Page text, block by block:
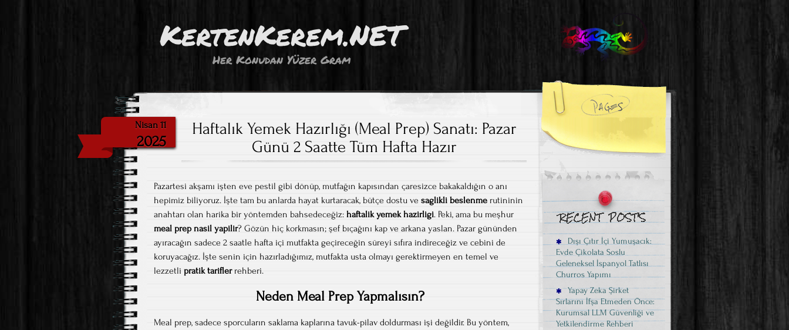
KertenKerem.NET
Her Konudan Yüzer Gram
Nisan 11
2025
Haftalık Yemek Hazırlığı (Meal Prep) Sanatı: Pazar
Günü 2 Saatte Tüm Hafta Hazır
Pazartesi akşamı işten eve pestil gibi dönüp, mutfağın kapısından çaresizce bakakaldığın o anı
hepimiz biliyoruz. İşte tam bu anlarda hayat kurtaracak, bütçe dostu ve saglikli beslenme rutininin
anahtarı olan harika bir yöntemden bahsedeceğiz: haftalik yemek hazirligi. Peki, ama bu meşhur
meal prep nasil yapilir? Gözün hiç korkmasın; şef bıçağını kap ve arkana yaslan. Pazar gününden
ayıracağın sadece 2 saatle hafta içi mutfakta geçireceğin süreyi sıfıra indireceğiz ve cebini de
koruyacağız. İşte senin için hazırladığımız, mutfakta usta olmayı gerektirmeyen en temel ve
lezzetli pratik tariflerrehberi.
Neden Meal Prep Yapmalısın?
Meal prep, sadece sporcuların saklama kaplarına tavuk-pilav doldurması işi değildir. Bu yöntem,
Dışı Çıtır İçi Yumuşacık:
Evde Çikolata Soslu
Geleneksel İspanyol Tatlısı
Churros Yapımı
Yapay Zeka Şirket
Sırlarını İfşa Etmeden Önce:
Kurumsal LLM Güvenliği ve
Yetkilendirme Rehberi